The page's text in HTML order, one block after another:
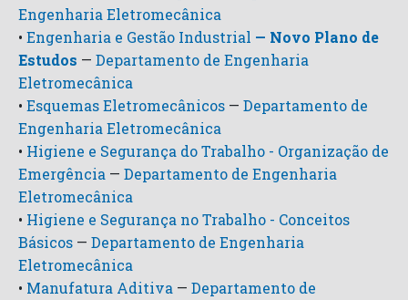
Engenharia Eletromecânica
•Engenharia e Gestão Industrial — Novo Plano de
Estudos —Departamento de Engenharia
Eletromecânica
•Esquemas Eletromecânicos —Departamento de
Engenharia Eletromecânica
• Higiene e Segurança do Trabalho - Organização de
Emergência —Departamento de Engenharia
Eletromecânica
• Higiene e Segurança no Trabalho - Conceitos
Básicos —Departamento de Engenharia
Eletromecânica
• Manufatura Aditiva —Departamento de